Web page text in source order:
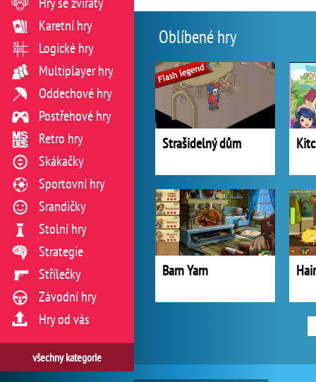
Oblíbené hry
Strašidelný dům
Barn Yarn
Karetní hry
Logické hry
Multiplayer hry
Oddechové hry
Postřehové hry
Retro hry
Skákačky
Sportovní hry
Srandičky
Stolní hry
Strategie
Střílečky
Závodní hry
Hry od vás
všechny kategorie